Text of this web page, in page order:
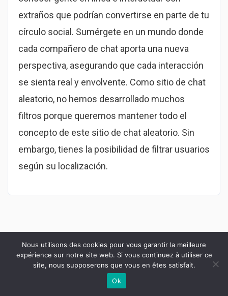
extraños que podrían convertirse en parte de tu
círculo social. Sumérgete en un mundo donde
cada compañero de chat aporta una nueva
perspectiva, asegurando que cada interacción
se sienta real y envolvente. Como sitio de chat
aleatorio, no hemos desarrollado muchos
filtros porque queremos mantener todo el
concepto de este sitio de chat aleatorio. Sin
embargo, tienes la posibilidad de filtrar usuarios
según su localización.
Previous Post
Anonymous Online Chat 24 7, Speak To
Strangers Immediately
Nous utilisons des cookies pour vous garantir la meilleure
expérience sur notre site web. Si vous continuez à utiliser ce
site, nous supposerons que vous en êtes satisfait.
Ok